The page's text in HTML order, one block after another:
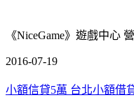
《NiceGame》遊戲中心
2016-07-19
小額信貸5萬 台北小額借